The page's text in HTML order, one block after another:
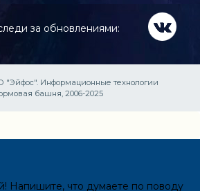
за обновлениями:
Информационные технологии
башня, 2006-2025
Напишите, что думаете по поводу